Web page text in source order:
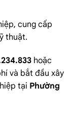
cung cấp
thuật.
hoặc
và bắt đầu xây
tại Phường